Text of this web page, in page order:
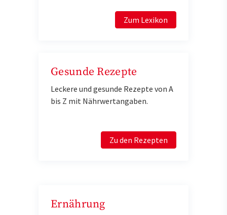
Zum Lexikon
Gesunde Rezepte
Leckere und gesunde Rezepte von A
bis Z mit Nährwertangaben.
Zu den Rezepten
Ernährung